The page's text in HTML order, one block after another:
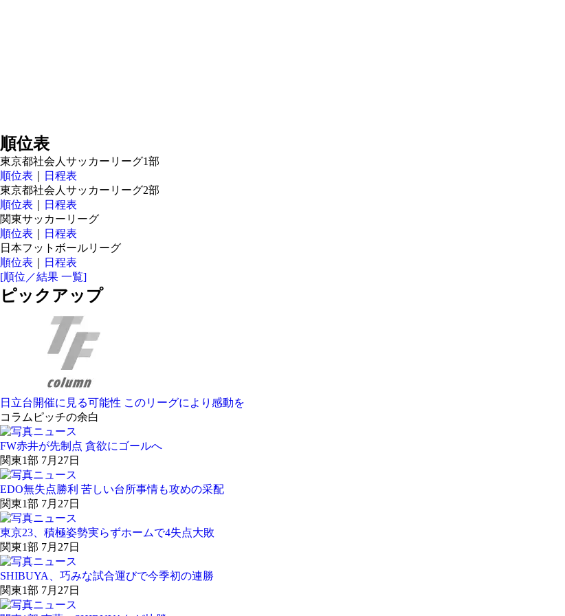
順位表
東京都社会人サッカーリーグ1部
順位表
日程表
東京都社会人サッカーリーグ2部
順位表
日程表
関東サッカーリーグ
順位表
日程表
日本フットボールリーグ
順位表
日程表
[順位／結果 一覧]
ピックアップ
日立台開催に見る可能性 このリーグにより感動を
コラム ピッチの余白
FW赤井が先制点 貪欲にゴールへ
関東1部 7月27日
EDO無失点勝利 苦しい台所事情も攻めの采配
関東1部 7月27日
東京23、積極姿勢実らずホームで4失点大敗
関東1部 7月27日
SHIBUYA、巧みな試合運びで今季初の連勝
関東1部 7月27日